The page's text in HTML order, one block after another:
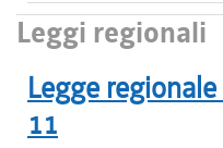
Leggi regionali
Legge regionale
11